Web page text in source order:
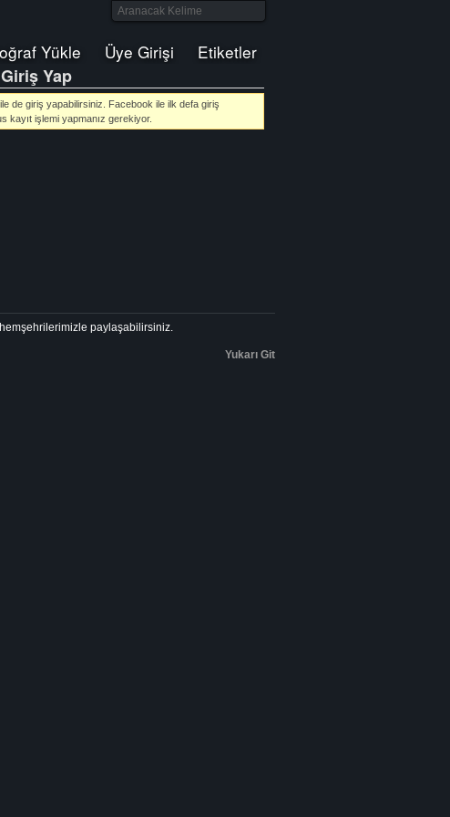
Yükle Üye Girişi Etiketler
Yap
de giriş yapabilirsiniz. Facebook ile ilk defa giriş
kayıt işlemi yapmanız gerekiyor.
paylaşabilirsiniz.
Yukarı Git